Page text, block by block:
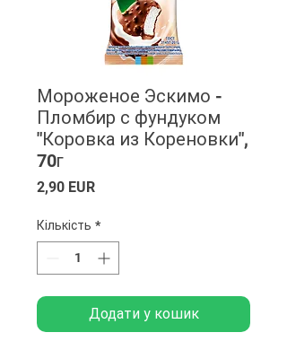
Мороженое Эскимо -
Пломбир с фундуком
"Коровка из Кореновки",
70г
2,90 EURЦіна
Кількість *
Додати у кошик